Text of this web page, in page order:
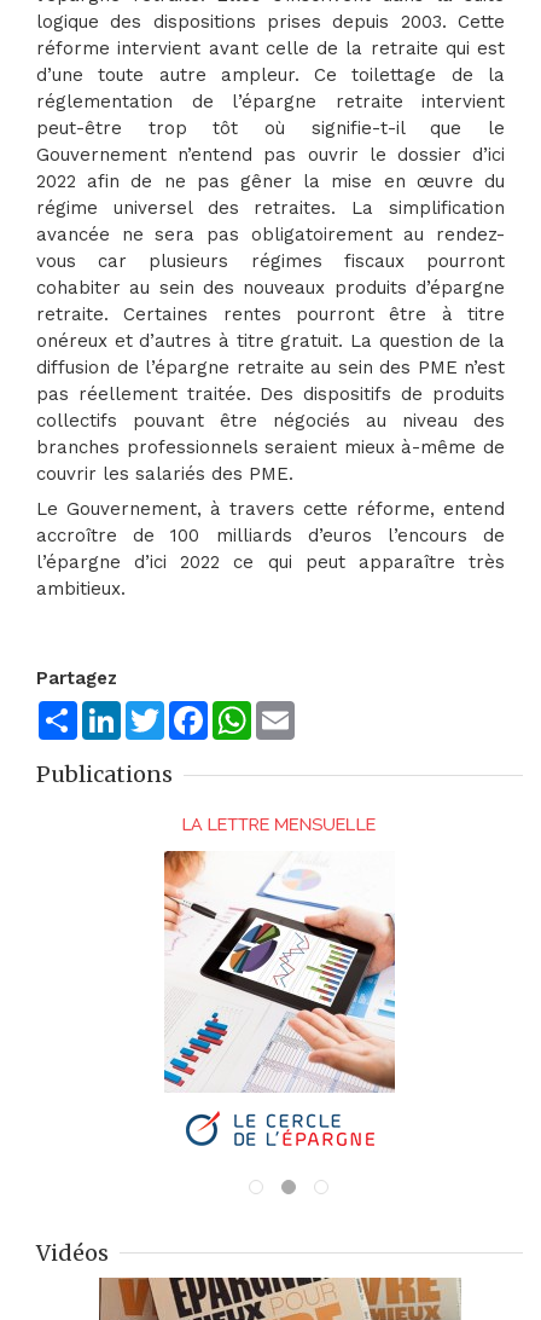
logique des dispositions prises depuis 2003. Cette
réforme intervient avant celle de la retraite qui est
d’une toute autre ampleur. Ce toilettage de la
réglementation de l’épargne retraite intervient
peut-être trop tôt où signifie-t-il que le
Gouvernement n’entend pas ouvrir le dossier d’ici
2022 afin de ne pas gêner la mise en œuvre du
régime universel des retraites. La simplification
avancée ne sera pas obligatoirement au rendez-
vous car plusieurs régimes fiscaux pourront
cohabiter au sein des nouveaux produits d’épargne
retraite. Certaines rentes pourront être à titre
onéreux et d’autres à titre gratuit. La question de la
diffusion de l’épargne retraite au sein des PME n’est
pas réellement traitée. Des dispositifs de produits
collectifs pouvant être négociés au niveau des
branches professionnels seraient mieux à-même de
couvrir les salariés des PME.
Le Gouvernement, à travers cette réforme, entend
accroître de 100 milliards d’euros l’encours de
l’épargne d’ici 2022 ce qui peut apparaître très
ambitieux.
Partagez
ShareLinkedInTwitterFacebookWhatsApp
Publications
Vidéos